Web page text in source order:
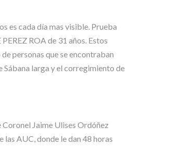
es cada día mas visible. Prueba
ROA de 31 años. Estos
personas que se encontraban
Sábana larga y el corregimiento de
Jaime Ulises Ordóñez
AUC, donde le dan 48 horas